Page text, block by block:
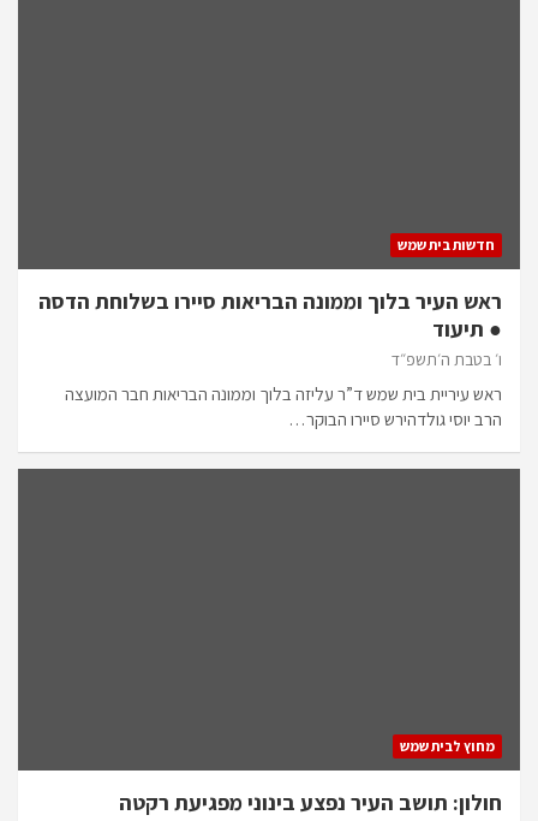
חדשות בית שמש
ראש העיר בלוך וממונה הבריאות סיירו בשלוחת הדסה
● תיעוד
ו׳ בטבת ה׳תשפ״ד
ראש עיריית בית שמש ד”ר עליזה בלוך וממונה הבריאות חבר המועצה
הרב יוסי גולדהירש סיירו הבוקר…
מחוץ לבית שמש
חולון: תושב העיר נפצע בינוני מפגיעת רקטה